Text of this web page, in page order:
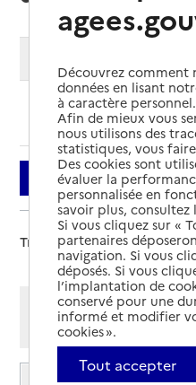
Filtrer
Trier par :
Afficher les résultats par:
Mode liste
Résidence autonomie
Découvrez comment
données en lisant
à caractère personnel.
Afin de mieux vous
nous utilisons des
statistiques, vous
Des cookies sont
évaluer la
personnalisée en
savoir plus,
Si vous cliquez sur «
partenaires
navigation. Si vous
déposés. Si vous
l’implantation de
conservé pour une
informé et modifier
cookies ».
Tout accepter